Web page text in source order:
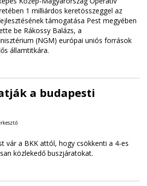
1 milliárdos keretösszeggel az
támogatása Pest megyében
be Rákossy Balázs, a
(NGM) európai uniós források
államtitkára.
a budapesti
vár a BKK attól, hogy csökkenti a 4-es
közlekedő buszjáratokat.